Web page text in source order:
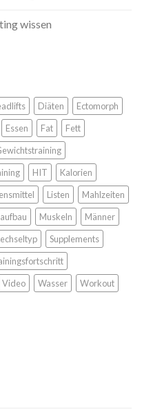
wissen
Diäten
Ectomorph
Essen Fat
Fett
HIT
Kalorien
Listen
Mahlzeiten
Muskeln
Männer
Supplements
Video Wasser
Workout